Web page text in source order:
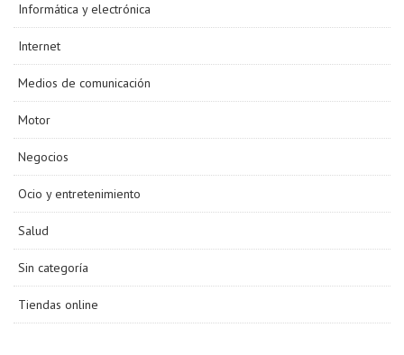
Informática y electrónica
Internet
Medios de comunicación
Motor
Negocios
Ocio y entretenimiento
Salud
Sin categoría
Tiendas online